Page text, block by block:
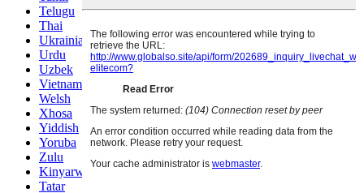
Telugu
Thai
Ukrainian
Urdu
Uzbek
Vietnamese
Welsh
Xhosa
Yiddish
Yoruba
Zulu
Kinyarwanda
Tatar